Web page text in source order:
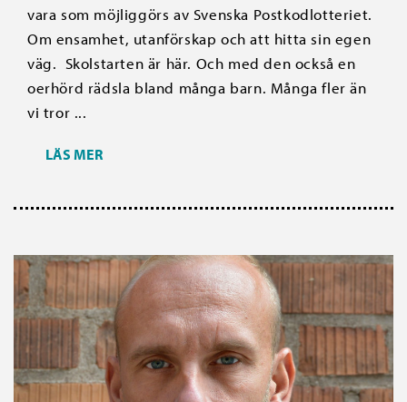
vara som möjliggörs av Svenska Postkodlotteriet.
Om ensamhet, utanförskap och att hitta sin egen
väg. Skolstarten är här. Och med den också en
oerhörd rädsla bland många barn. Många fler än
vi tror ...
LÄS MER